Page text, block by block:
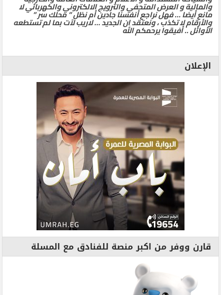
والمالية و العرض المتحفي والترويج الالكتروني والكهربائي لا
مانع أيضا … فهل نراجع أنفسنا جادين أم نظل ” محلك سر ”
والأرقام لا تكذب ، ونعتقد ان الجديد … لاريب لآت بما لم تستطعه
الأوائل .. أفيقوا يرحمكم الله
الإعلان
قارن ووفر من اكبر منصة للفنادق مع المسلة